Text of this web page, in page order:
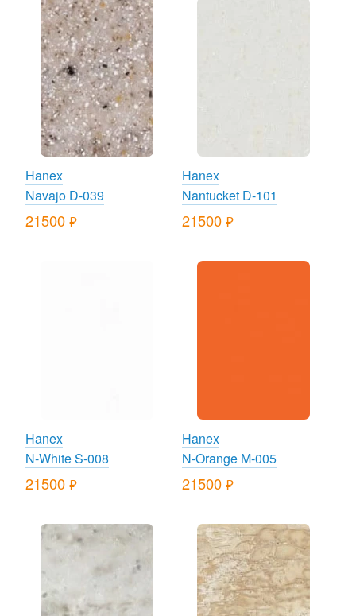
Hanex
Navajo D-039
21500руб.
Hanex
Nantucket D-101
21500 руб.
Hanex
N-White S-008
21500руб.
Hanex
N-Orange M-005
21500 руб.